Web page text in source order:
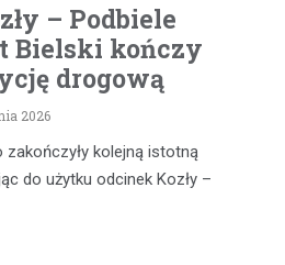
– Podbiele
Bielski kończy
drogową
2026
zakończyły kolejną istotną
do użytku odcinek Kozły –